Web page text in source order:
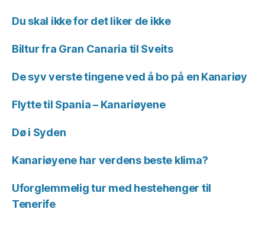
Du skal ikke for det liker de ikke
Biltur fra Gran Canaria til Sveits
De syv verste tingene ved å bo på en Kanariøy
Flytte til Spania – Kanariøyene
Dø i Syden
Kanariøyene har verdens beste klima?
Uforglemmelig tur med hestehenger til
Tenerife